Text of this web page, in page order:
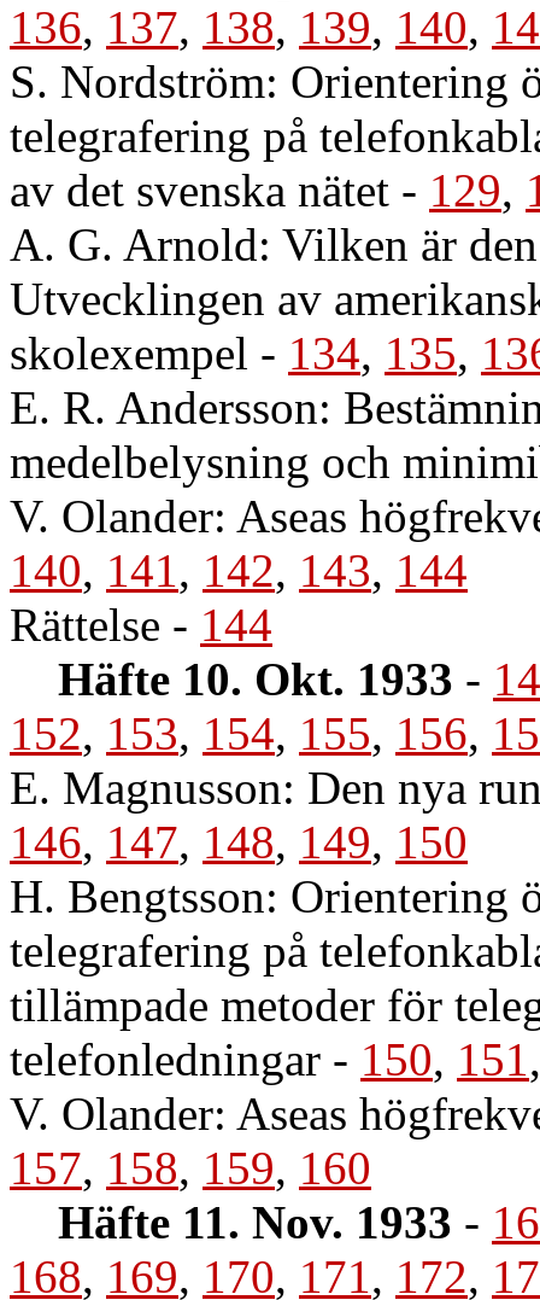
136, 137, 138, 139, 140,
S. Nordström: Orientering
telegrafering på
av det svenska nätet - 129,
A. G. Arnold: Vilken är den
Utvecklingen av
skolexempel - 134, 135,
E. R. Andersson:
medelbelysning och
V. Olander: Aseas
140, 141, 142, 143, 144
Rättelse - 144
Häfte 10. Okt. 1933 -
152, 153, 154, 155, 156,
E. Magnusson: Den nya
146, 147, 148, 149, 150
H. Bengtsson: Orientering
telegrafering på
tillämpade metoder för
telefonledningar - 150, 151
V. Olander: Aseas
157, 158, 159, 160
Häfte 11. Nov. 1933 -
168, 169, 170, 171, 172,